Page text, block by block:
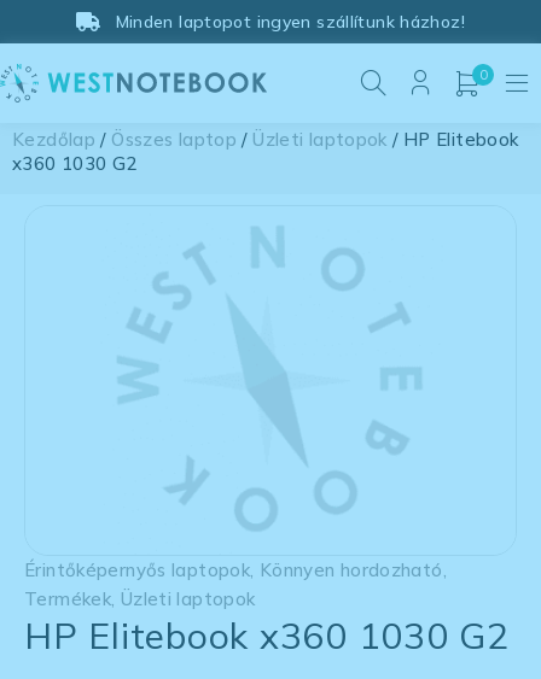
Minden laptopot ingyen szállítunk házhoz!
0
Kezdőlap / Összes laptop / Üzleti laptopok / HP Elitebook
x360 1030 G2
Érintőképernyős laptopok Könnyen hordozható
Termékek Üzleti laptopok
HP Elitebook x360 1030 G2